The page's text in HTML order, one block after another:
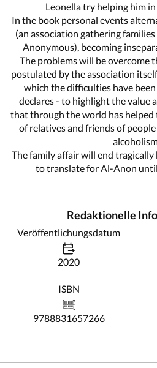
Leonella try helping him
In the book personal events
(an association gathering
Anonymous), becoming
The problems will be overcome
postulated by the association
which the difficulties have
declares - to highlight the value
that through the world has helped
of relatives and friends of
The family affair will end
to translate for Al-Anon
Redaktionelle
Veröffentlichungsdatum
2020
ISBN
9788831657266